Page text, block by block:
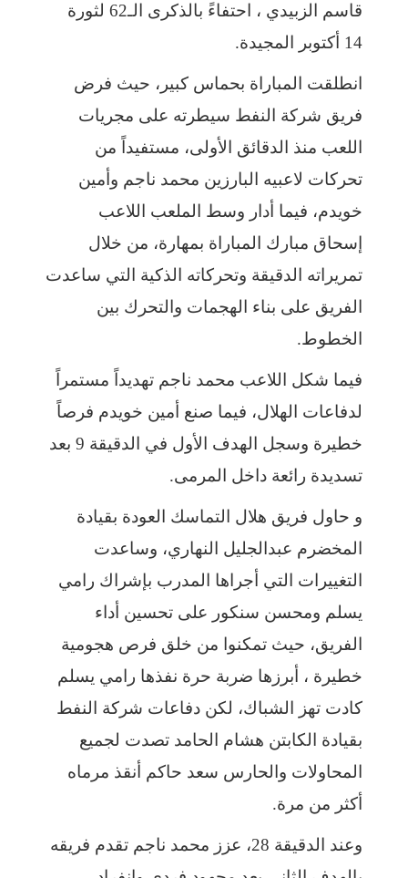
قاسم الزبيدي ، احتفاءً بالذكرى الـ62 لثورة
14 أكتوبر المجيدة.
انطلقت المباراة بحماس كبير، حيث فرض
فريق شركة النفط سيطرته على مجريات
اللعب منذ الدقائق الأولى، مستفيداً من
تحركات لاعبيه البارزين محمد ناجم وأمين
خويدم، فيما أدار وسط الملعب اللاعب
إسحاق مبارك المباراة بمهارة، من خلال
تمريراته الدقيقة وتحركاته الذكية التي ساعدت
الفريق على بناء الهجمات والتحرك بين
الخطوط.
فيما شكل اللاعب محمد ناجم تهديداً مستمراً
لدفاعات الهلال، فيما صنع أمين خويدم فرصاً
خطيرة وسجل الهدف الأول في الدقيقة 9 بعد
تسديدة رائعة داخل المرمى.
و حاول فريق هلال التماسك العودة بقيادة
المخضرم عبدالجليل النهاري، وساعدت
التغييرات التي أجراها المدرب بإشراك رامي
يسلم ومحسن سنكور على تحسين أداء
الفريق، حيث تمكنوا من خلق فرص هجومية
خطيرة ، أبرزها ضربة حرة نفذها رامي يسلم
كادت تهز الشباك، لكن دفاعات شركة النفط
بقيادة الكابتن هشام الحامد تصدت لجميع
المحاولات والحارس سعد حاكم أنقذ مرماه
أكثر من مرة.
وعند الدقيقة 28، عزز محمد ناجم تقدم فريقه